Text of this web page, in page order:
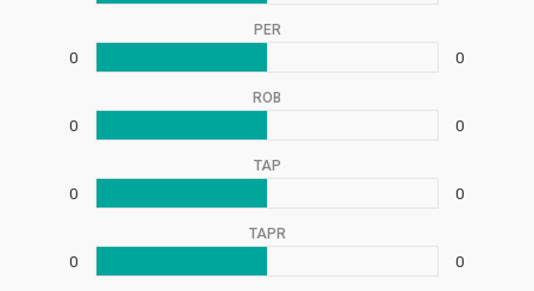
PER
0 0
ROB
0 0
TAP
0 0
TAPR
0 0